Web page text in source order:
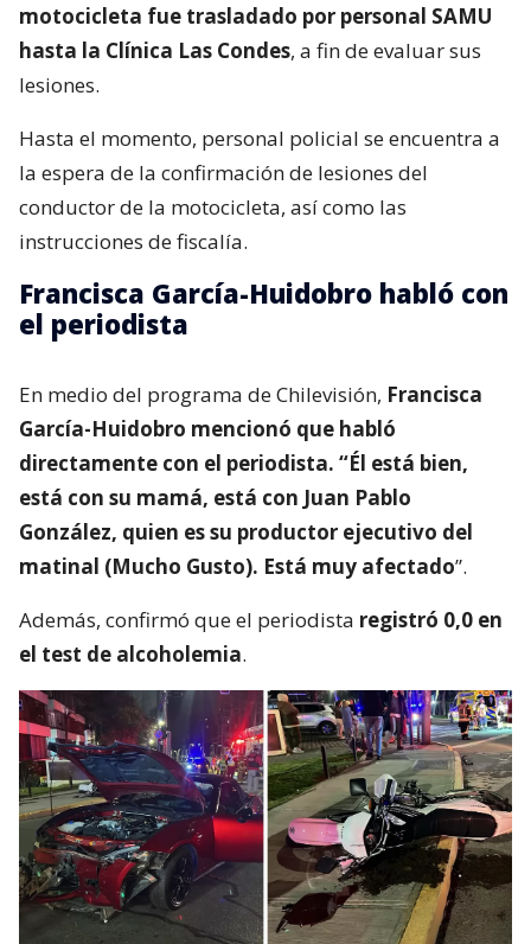
motocicleta fue trasladado por personal SAMU
hasta la Clínica Las Condes, a fin de evaluar sus
lesiones.
Hasta el momento, personal policial se encuentra a
la espera de la confirmación de lesiones del
conductor de la motocicleta, así como las
instrucciones de fiscalía.
Francisca García-Huidobro habló con
el periodista
En medio del programa de Chilevisión, Francisca
García-Huidobro mencionó que habló
directamente con el periodista. “Él está bien,
está con su mamá, está con Juan Pablo
González, quien es su productor ejecutivo del
matinal (Mucho Gusto). Está muy afectado”.
Además, confirmó que el periodista registró 0,0 en
el test de alcoholemia.